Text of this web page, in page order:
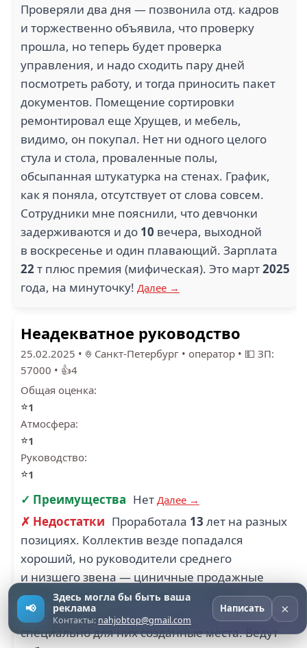
Проверяли два дня — позвонила отд. кадров
и торжественно объявила, что проверку
прошла, но теперь будет проверка
управления, и надо сходить пару дней
посмотреть работу, и тогда приносить пакет
документов. Помещение сортировки
ремонтировал еще Хрущев, и мебель,
видимо, он покупал. Нет ни одного целого
стула и стола, проваленные полы,
обсыпанная штукатурка на стенах. График,
как я поняла, отсутствует от слова совсем.
Сотрудники мне пояснили, что девчонки
задерживаются и до 10 вечера, выходной
в воскресенье и один плавающий. Зарплата
22т плюс премия (мифическая). Это март2025
года, на минуточку! Далее →
Неадекватное руководство
25.02.2025 • Санкт-Петербург • оператор • 💵 ЗП:
57000 • 👍4
Общая оценка:
⭐1
Атмосфера:
⭐1
Руководство:
⭐1
✓ Преимущества Нет Далее →
✗ Недостатки Проработала 13 лет на разных
позициях. Коллектив везде попадался
хороший, но руководители среднего
и низшего звена — циничные продажные
твари, которые были уволены с других
организаций и взяты на почту на новые,
специально для них созданные места. Ведут
📢
Здесь могла бы быть ваша
реклама
Контакты: nahjobtop@gmail.com
Написать ×